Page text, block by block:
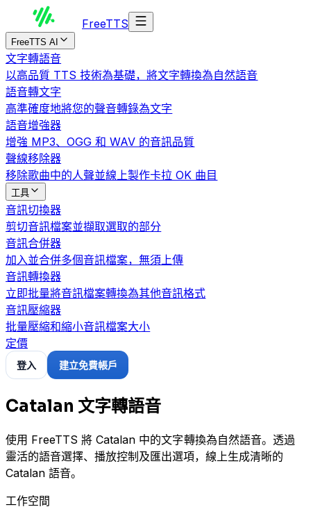
FreeTTS
FreeTTS AI
文字轉語音
以高品質 TTS 技術為基礎，將文字轉換為自然語音
語音轉文字
高準確度地將您的聲音轉錄為文字
語音增強器
增強 MP3、OGG 和 WAV 的音訊品質
聲線移除器
移除歌曲中的人聲並線上製作卡拉 OK 曲目
工具
音訊切換器
剪切音訊檔案並擷取選取的部分
音訊合併器
加入並合併多個音訊檔案，無須上傳
音訊轉換器
立即批量將音訊檔案轉換為其他音訊格式
音訊壓縮器
批量壓縮和縮小音訊檔案大小
定價
登入 建立免費帳戶
Catalan 文字轉語音
使用 FreeTTS 將 Catalan 中的文字轉換為自然語音。透過
靈活的語音選擇、播放控制及匯出選項，線上生成清晰的
Catalan 語音。
工作空間